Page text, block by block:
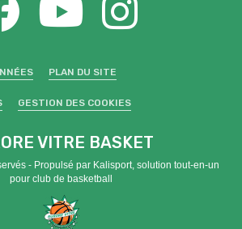
PLAN DU SITE
GESTION DES COOKIES
VITRE BASKET
- Propulsé par Kalisport, solution tout-en-un
pour club de basketball